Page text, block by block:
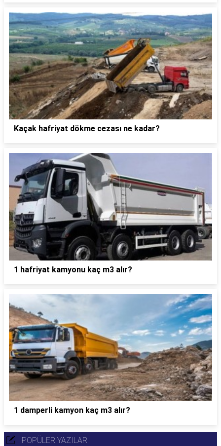
Kaçak hafriyat dökme cezası ne kadar?
1 hafriyat kamyonu kaç m3 alır?
1 damperli kamyon kaç m3 alır?
POPÜLER YAZILAR